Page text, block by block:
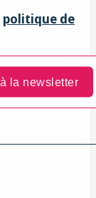
politique de